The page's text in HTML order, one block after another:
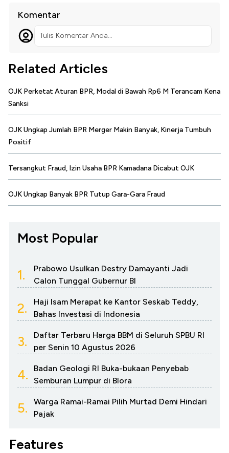
Komentar
Tulis Komentar Anda...
Related Articles
OJK Perketat Aturan BPR, Modal di Bawah Rp6 M Terancam Kena
Sanksi
OJK Ungkap Jumlah BPR Merger Makin Banyak, Kinerja Tumbuh
Positif
Tersangkut Fraud, Izin Usaha BPR Kamadana Dicabut OJK
OJK Ungkap Banyak BPR Tutup Gara-Gara Fraud
Most Popular
1.
Prabowo Usulkan Destry Damayanti Jadi
Calon Tunggal Gubernur BI
2.
Haji Isam Merapat ke Kantor Seskab Teddy,
Bahas Investasi di Indonesia
3.
Daftar Terbaru Harga BBM di Seluruh SPBU RI
per Senin 10 Agustus 2026
4.
Badan Geologi RI Buka-bukaan Penyebab
Semburan Lumpur di Blora
5.
Warga Ramai-Ramai Pilih Murtad Demi Hindari
Pajak
Features